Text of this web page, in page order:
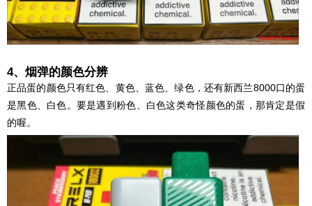
4、烟弹的颜色分辨
正品蛋的颜色只有红色、黄色、蓝色、绿色，还有新西兰8000口的蛋
是黑色、白色。要是遇到粉色、白色这类奇怪颜色的蛋，那肯定是假
的喔。